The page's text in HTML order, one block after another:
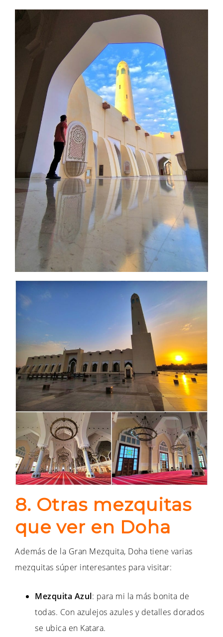
8. Otras mezquitas
que ver en Doha
Además de la Gran Mezquita, Doha tiene varias
mezquitas súper interesantes para visitar:
Mezquita Azul: para mi la más bonita de
todas. Con azulejos azules y detalles dorados
se ubica en Katara.